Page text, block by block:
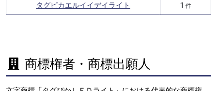
タグピカエルイイデイライト 1 件
商標権者・商標出願人